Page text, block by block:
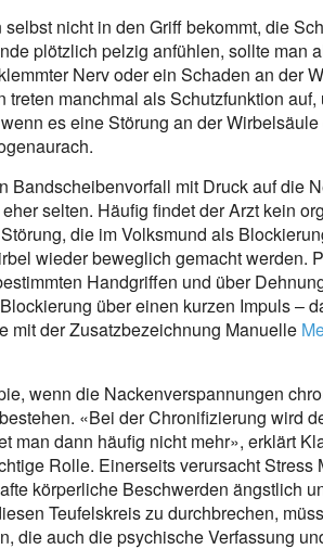
nicht in den Griff bekommt, die
plötzlich pelzig anfühlen, sollte man
Nerv oder ein Schaden an der
manchmal als Schutzfunktion auf,
es eine Störung an der
Bandscheibenvorfall mit Druck auf die
selten. Häufig findet der Arzt kein
die im Volksmund als
wieder beweglich gemacht werden.
Handgriffen und über
über einen kurzen Impuls –
mit der Zusatzbezeichnung Manuelle
wenn die Nackenverspannungen
«Bei der Chronifizierung wird
man dann häufig nicht mehr», erklärt
Rolle. Einerseits verursacht Stress
körperliche Beschwerden ängstlich
Teufelskreis zu durchbrechen,
die auch die psychische Verfassung